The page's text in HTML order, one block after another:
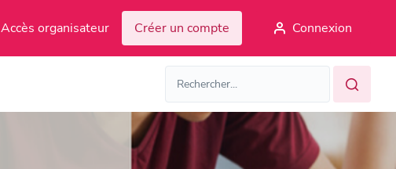
Accès organisateur Créer un compte Connexion